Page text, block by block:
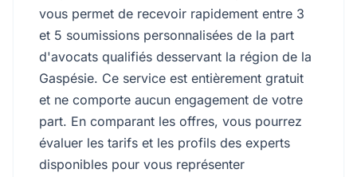
vous permet de recevoir rapidement entre 3
et 5 soumissions personnalisées de la part
d'avocats qualifiés desservant la région de la
Gaspésie. Ce service est entièrement gratuit
et ne comporte aucun engagement de votre
part. En comparant les offres, vous pourrez
évaluer les tarifs et les profils des experts
disponibles pour vous représenter